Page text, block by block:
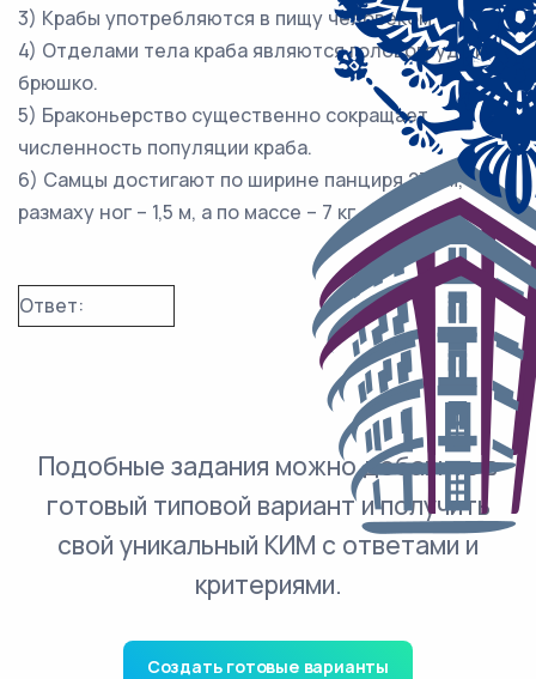
3) Крабы употребляются в пищу человеком.
4) Отделами тела краба являются головогрудь и
брюшко.
5) Браконьерство существенно сокращает
численность популяции краба.
6) Самцы достигают по ширине панциря 23 см, по
размаху ног – 1,5 м, а по массе – 7 кг.
Ответ:
Подобные задания можно добавить в
готовый типовой вариант и получить
свой уникальный КИМ с ответами и
критериями.
Создать готовые варианты